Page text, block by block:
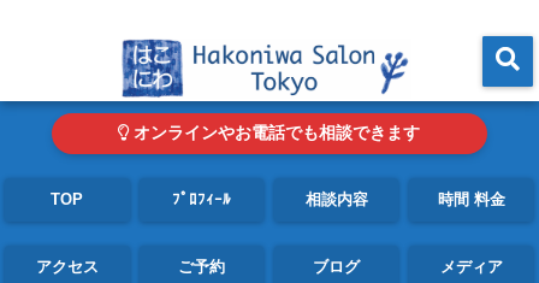
オンラインやお電話でも相談できます
TOP ﾌﾟﾛﾌｨｰﾙ 相談内容 時間 料金
アクセス ご予約 ブログ メディア